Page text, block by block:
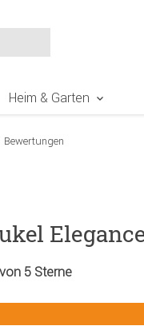
Heim & Garten
Bewertungen
5 Sterne